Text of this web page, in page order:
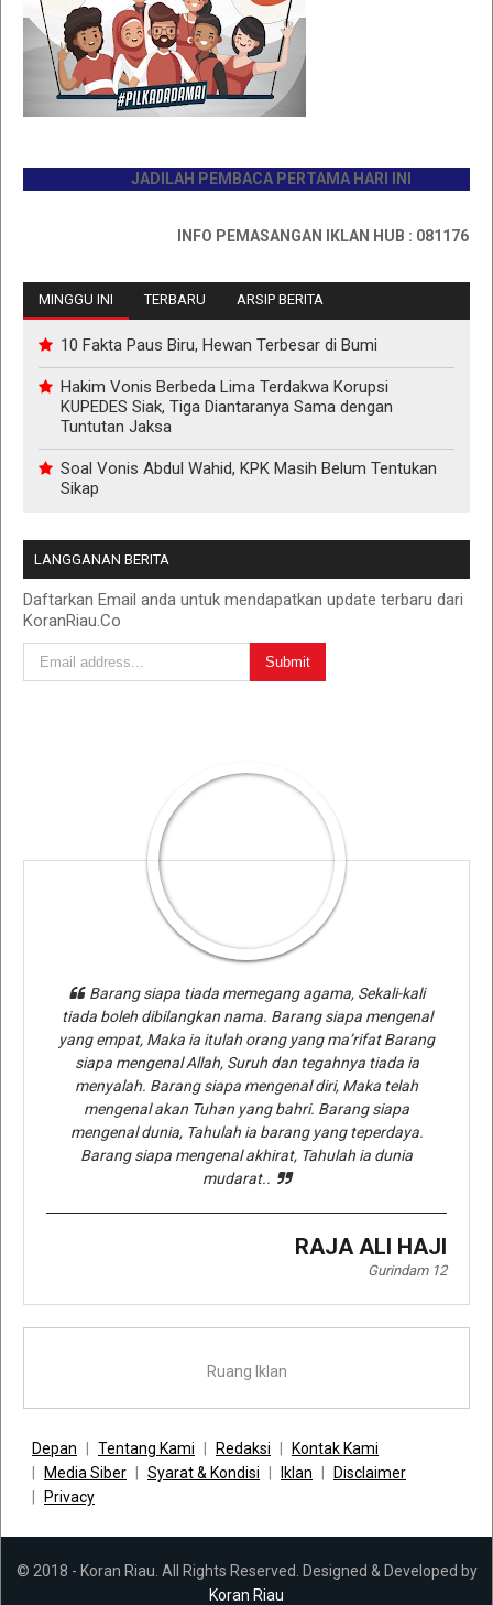
JADILAH PEMBACA PERTAMA HARI INI
INFO PEMASANGAN IKLAN HUB : 0811767335
MINGGU INI TERBARU ARSIP BERITA
10 Fakta Paus Biru, Hewan Terbesar di Bumi
Hakim Vonis Berbeda Lima Terdakwa Korupsi
KUPEDES Siak, Tiga Diantaranya Sama dengan
Tuntutan Jaksa
Soal Vonis Abdul Wahid, KPK Masih Belum Tentukan
Sikap
LANGGANAN BERITA
Daftarkan Email anda untuk mendapatkan update terbaru dari
KoranRiau.Co
Barang siapa tiada memegang agama, Sekali-kali
tiada boleh dibilangkan nama. Barang siapa mengenal
yang empat, Maka ia itulah orang yang ma’rifat Barang
siapa mengenal Allah, Suruh dan tegahnya tiada ia
menyalah. Barang siapa mengenal diri, Maka telah
mengenal akan Tuhan yang bahri. Barang siapa
mengenal dunia, Tahulah ia barang yang teperdaya.
Barang siapa mengenal akhirat, Tahulah ia dunia
mudarat..
RAJA ALI HAJI
Gurindam 12
Ruang Iklan
Depan Tentang Kami Redaksi
Kontak Kami
Media Siber
Syarat & Kondisi Iklan
Disclaimer
Privacy
© 2018 - Koran Riau. All Rights Reserved. Designed & Developed by
Koran Riau